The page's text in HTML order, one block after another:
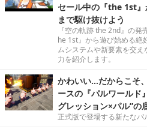
セール中の『the 1st』
まで駆け抜けよう
『空の軌跡 the 2nd』の
he 1st』から遊び始める絶
ムシステムや新要素を交
力を紹介します。
かわいい…だからこそ
ースの『パルワールド
グレッション×パル”の
正式版で登場する新たなパ